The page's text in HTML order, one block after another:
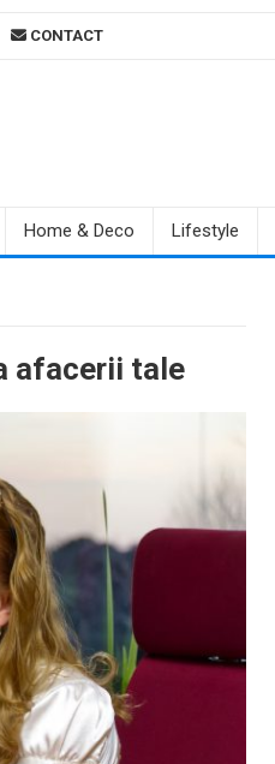
CONTACT
Home & Deco Lifestyle
afacerii tale